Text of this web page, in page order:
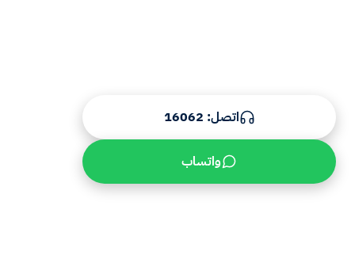
اتصل: 16062
واتساب